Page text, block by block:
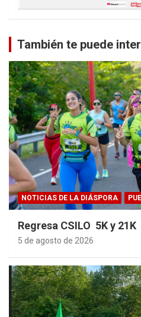
También te puede
NOTICIAS DE LA DIÁSPORA
Regresa CSILO 5K y 21K
5 de agosto de 2026